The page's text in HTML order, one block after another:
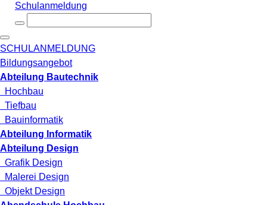
Schulanmeldung
SCHULANMELDUNG
Bildungsangebot
Abteilung Bautechnik
Hochbau
Tiefbau
Bauinformatik
Abteilung Informatik
Abteilung Design
Grafik Design
Malerei Design
Objekt Design